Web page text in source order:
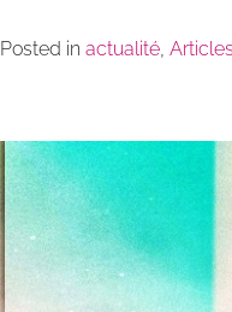
Posted in actualité,